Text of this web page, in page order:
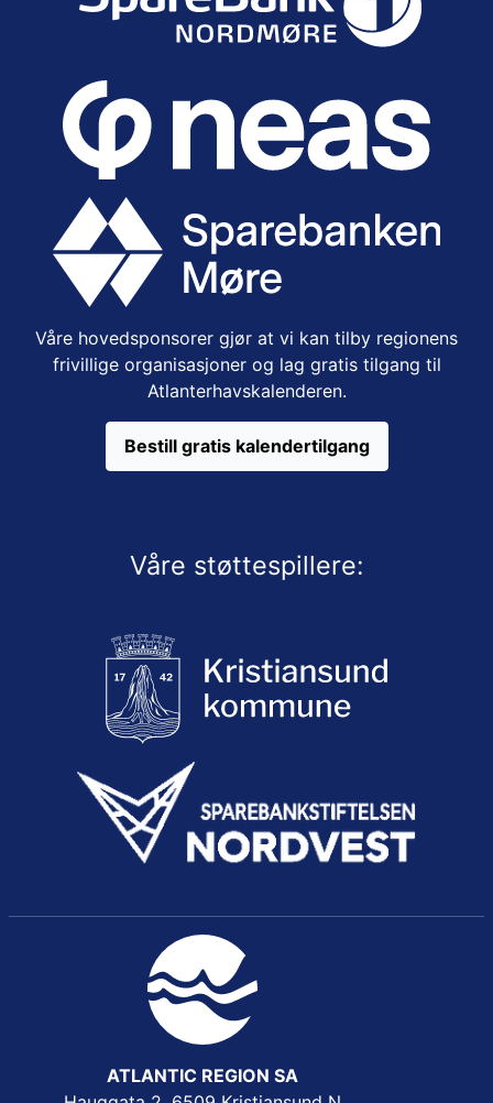
Våre hovedsponsorer gjør at vi kan tilby regionens
frivillige organisasjoner og lag gratis tilgang til
Atlanterhavskalenderen.
Bestill gratis kalendertilgang
Våre støttespillere:
ATLANTIC REGION SA